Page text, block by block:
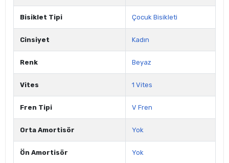
Bisiklet Tipi Çocuk Bisikleti
Cinsiyet Kadın
Renk Beyaz
Vites 1 Vites
Fren Tipi V Fren
Orta Amortisör Yok
Ön Amortisör Yok